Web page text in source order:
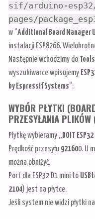
sif/arduino-
pages/
w “Additional Board Manager
instalacji ESP8266.
Następnie wchodzimy do
wyszukiwarce wpisujemy
by Espressif Systems“:
WYBÓR PŁYTKI
PRZESYŁANIA
Płytkę wybieramy „DOIT
Prędkość przesyłu 921600. U
można obniżyć.
Port dla ESP32 D1 mini to
2104) jest na płytce.
Jeśli system nie widzi płytki